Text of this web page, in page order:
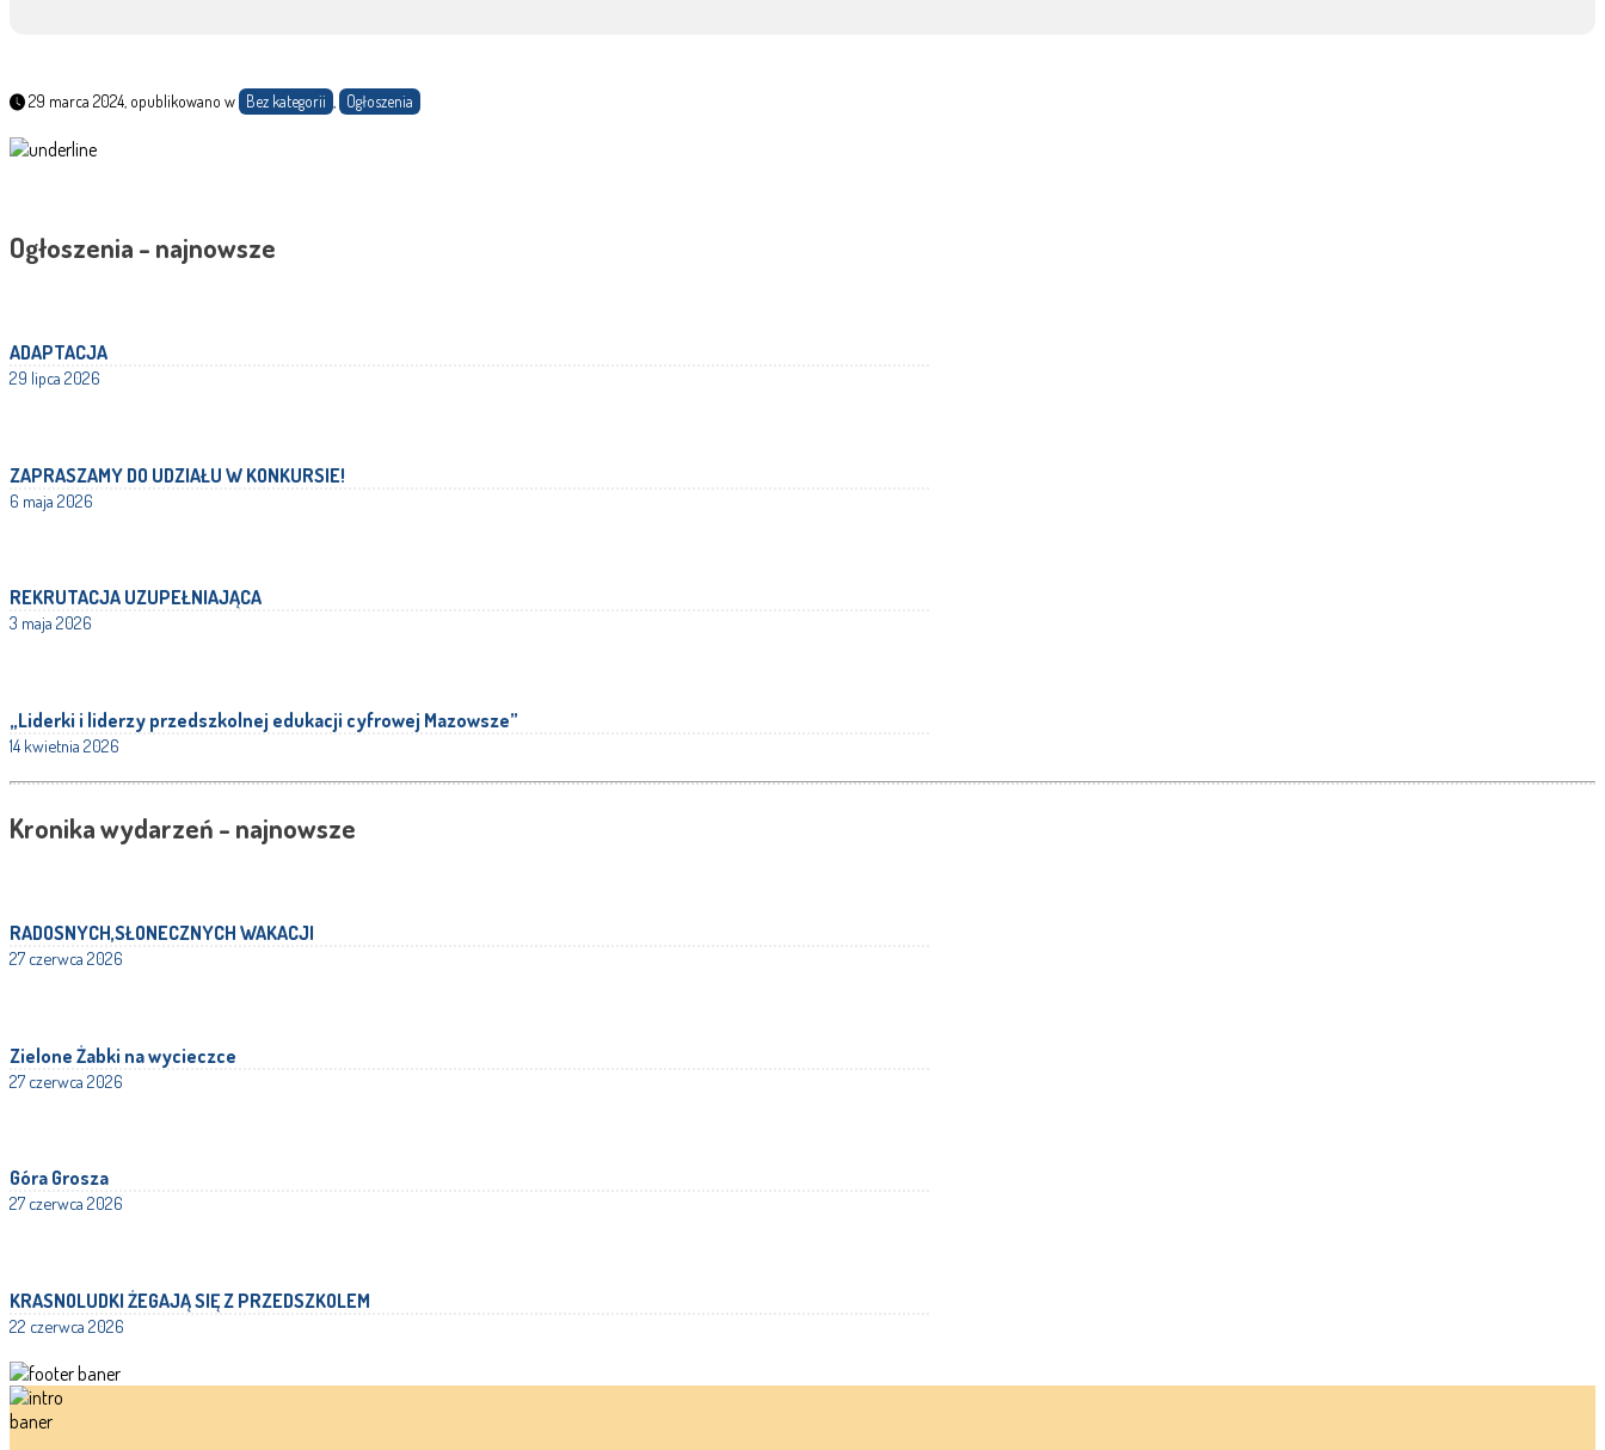
29 marca 2024, opublikowano w Bez kategorii Ogłoszenia
Ogłoszenia - najnowsze
ADAPTACJA
29 lipca 2026
ZAPRASZAMY DO UDZIAŁU W KONKURSIE!
6 maja 2026
REKRUTACJA UZUPEŁNIAJĄCA
3 maja 2026
„Liderki i liderzy przedszkolnej edukacji cyfrowej Mazowsze”
14 kwietnia 2026
Kronika wydarzeń - najnowsze
RADOSNYCH,SŁONECZNYCH WAKACJI
27 czerwca 2026
Zielone Żabki na wycieczce
27 czerwca 2026
Góra Grosza
27 czerwca 2026
KRASNOLUDKI ŻEGAJĄ SIĘ Z PRZEDSZKOLEM
22 czerwca 2026